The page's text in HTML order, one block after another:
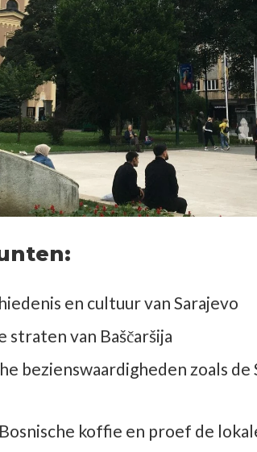
en cultuur van Sarajevo
straten van Baščaršija
bezienswaardigheden zoals de
koffie en proef de